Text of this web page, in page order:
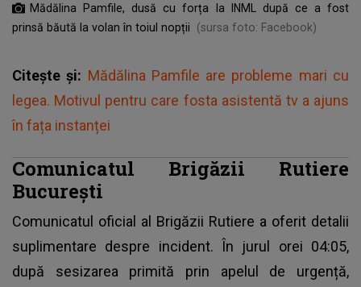
Mădălina Pamfile, dusă cu forța la INML după ce a fost
prinsă băută la volan în toiul nopții
(sursa foto: Facebook)
Citește și: Mădălina Pamfile are probleme mari cu
legea. Motivul pentru care fosta asistentă tv a ajuns
în fața instanței
Comunicatul Brigăzii Rutiere
București
Comunicatul oficial al Brigăzii Rutiere a oferit detalii
suplimentare despre incident. În jurul orei 04:05,
după sesizarea primită prin apelul de urgență,